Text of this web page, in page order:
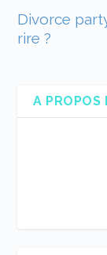
Divorce
rire ?
A PROPOS